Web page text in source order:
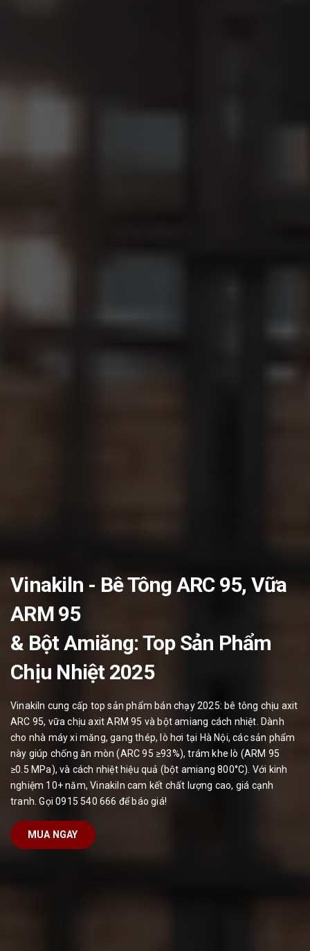
Vinakiln - Bê Tông ARC 95, Vữa
ARM 95
& Bột Amiăng: Top Sản Phẩm
Chịu Nhiệt 2025
Vinakiln cung cấp top sản phẩm bán chạy 2025: bê tông chịu axit
ARC 95, vữa chịu axit ARM 95 và bột amiang cách nhiệt. Dành
cho nhà máy xi măng, gang thép, lò hơi tại Hà Nội, các sản phẩm
này giúp chống ăn mòn (ARC 95 ≥93%), trám khe lò (ARM 95
≥0.5 MPa), và cách nhiệt hiệu quả (bột amiang 800°C). Với kinh
nghiệm 10+ năm, Vinakiln cam kết chất lượng cao, giá cạnh
tranh. Gọi 0915 540 666 để báo giá!
MUA NGAY